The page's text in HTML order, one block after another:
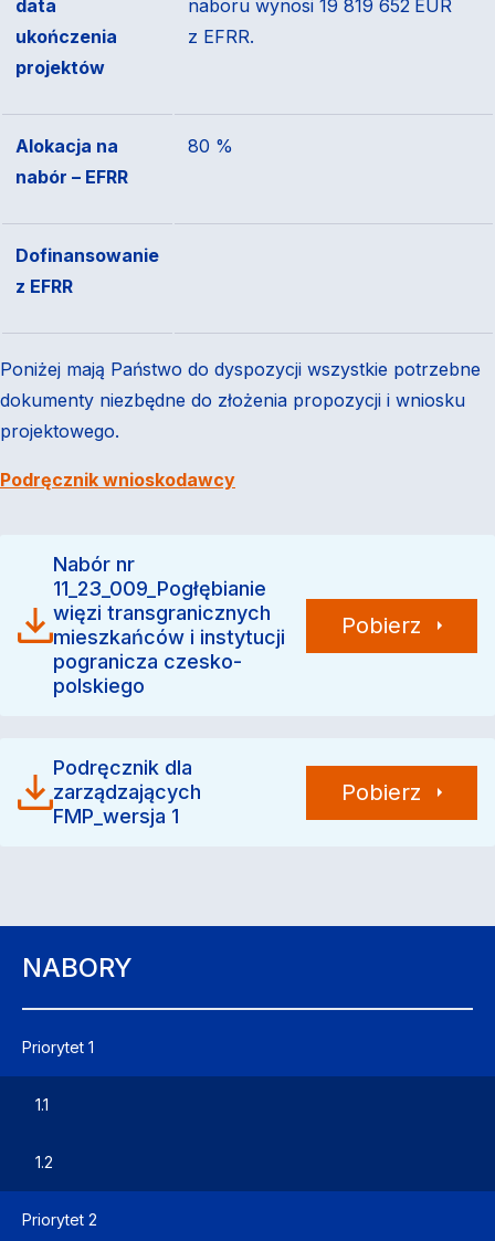
NABORY
Priorytet 1
1.1
1.2
Priorytet 2
data
ukończenia
projektów
naboru wynosi 19 819 652 EUR
z EFRR.
Alokacja na
nabór – EFRR
80 %
Dofinansowanie
z EFRR
Poniżej mają Państwo do dyspozycji wszystkie potrzebne
dokumenty niezbędne do złożenia propozycji i wniosku
projektowego.
Podręcznik wnioskodawcy
Nabór nr
11_23_009_Pogłębianie
więzi transgranicznych
mieszkańców i instytucji
pogranicza czesko-
polskiego
Pobierz
Podręcznik dla
zarządzających
FMP_wersja 1
Pobierz